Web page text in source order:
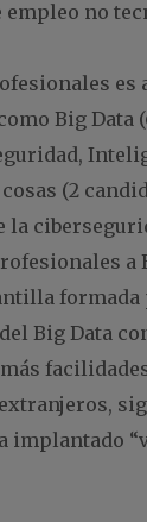
empleo no
es
Big Data
(2
la
a
Big Data
más
implantado